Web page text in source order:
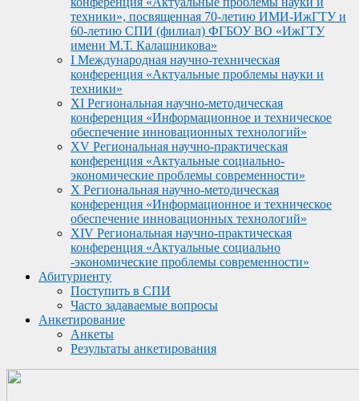
техники», посвященная 70-летию ИМИ-ИжГТУ и
60-летию СПИ (филиал) ФГБОУ ВО «ИжГТУ
имени М.Т. Калашникова»
I Международная научно-техническая
конференция «Актуальные проблемы науки и
техники»
XI Региональная научно-методическая
конференция «Информационное и техническое
обеспечение инновационных технологий»
XV Региональная научно-практическая
конференция «Актуальные социально-
экономические проблемы современности»
X Региональная научно-методическая
конференция «Информационное и техническое
обеспечение инновационных технологий»
XIV Региональная научно-практическая
конференция «Актуальные социально
-экономические проблемы современности»
Абитуриенту
Поступить в СПИ
Часто задаваемые вопросы
Анкетирование
Анкеты
Результаты анкетирования